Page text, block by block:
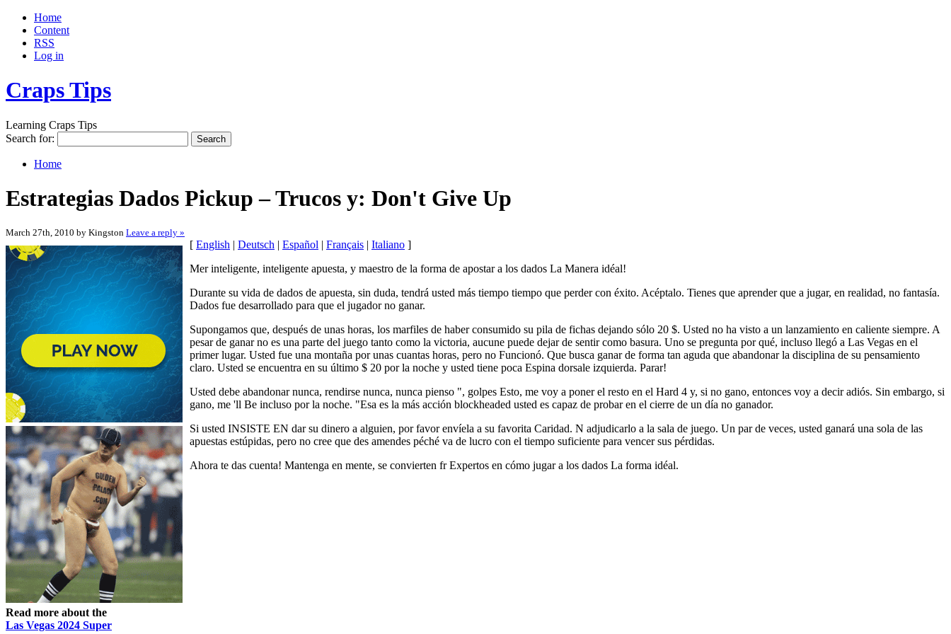
Home
Content
RSS
Log in
Craps Tips
Learning Craps Tips
Search for:
Home
Estrategias Dados Pickup – Trucos y: Don't Give Up
March 27th, 2010 by Kingston Leave a reply »
Read more about the
Las Vegas 2024 Super
[ English | Deutsch | Español | Français | Italiano ]
Mer inteligente, inteligente apuesta, y maestro de la forma de apostar a los dados La Manera idéal!
Durante su vida de dados de apuesta, sin duda, tendrá usted más tiempo tiempo que perder con éxito. Acéptalo. Tienes que aprender que a jugar, en realidad, no fantasía.
Dados fue desarrollado para que el jugador no ganar.
Supongamos que, después de unas horas, los marfiles de haber consumido su pila de fichas dejando sólo 20 $. Usted no ha visto a un lanzamiento en caliente siempre. A
pesar de ganar no es una parte del juego tanto como la victoria, aucune puede dejar de sentir como basura. Uno se pregunta por qué, incluso llegó a Las Vegas en el
primer lugar. Usted fue una montaña por unas cuantas horas, pero no Funcionó. Que busca ganar de forma tan aguda que abandonar la disciplina de su pensamiento
claro. Usted se encuentra en su último $ 20 por la noche y usted tiene poca Espina dorsale izquierda. Parar!
Usted debe abandonar nunca, rendirse nunca, nunca pienso ", golpes Esto, me voy a poner el resto en el Hard 4 y, si no gano, entonces voy a decir adiós. Sin embargo, si
gano, me 'll Be incluso por la noche. "Esa es la más acción blockheaded usted es capaz de probar en el cierre de un día no ganador.
Si usted INSISTE EN dar su dinero a alguien, por favor envíela a su favorita Caridad. N adjudicarlo a la sala de juego. Un par de veces, usted ganará una sola de las
apuestas estúpidas, pero no cree que des amendes péché va de lucro con el tiempo suficiente para vencer sus pérdidas.
Ahora te das cuenta! Mantenga en mente, se convierten fr Expertos en cómo jugar a los dados La forma idéal.